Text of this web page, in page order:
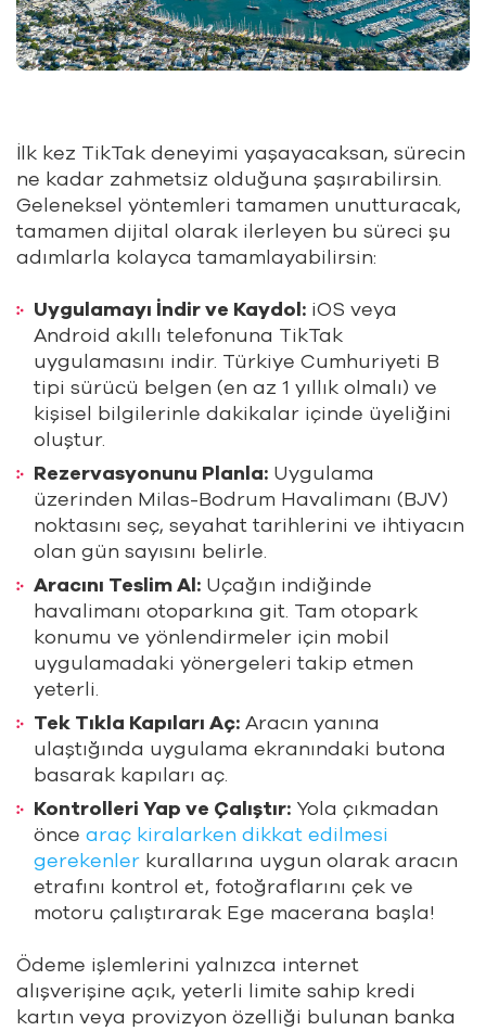
İlk kez TikTak deneyimi yaşayacaksan, sürecin
ne kadar zahmetsiz olduğuna şaşırabilirsin.
Geleneksel yöntemleri tamamen unutturacak,
tamamen dijital olarak ilerleyen bu süreci şu
adımlarla kolayca tamamlayabilirsin:
Uygulamayı İndir ve Kaydol: iOS veya
Android akıllı telefonuna TikTak
uygulamasını indir. Türkiye Cumhuriyeti B
tipi sürücü belgen (en az 1 yıllık olmalı) ve
kişisel bilgilerinle dakikalar içinde üyeliğini
oluştur.
Rezervasyonunu Planla: Uygulama
üzerinden Milas-Bodrum Havalimanı (BJV)
noktasını seç, seyahat tarihlerini ve ihtiyacın
olan gün sayısını belirle.
Aracını Teslim Al: Uçağın indiğinde
havalimanı otoparkına git. Tam otopark
konumu ve yönlendirmeler için mobil
uygulamadaki yönergeleri takip etmen
yeterli.
Tek Tıkla Kapıları Aç: Aracın yanına
ulaştığında uygulama ekranındaki butona
basarak kapıları aç.
Kontrolleri Yap ve Çalıştır: Yola çıkmadan
önce araç kiralarken dikkat edilmesi
gerekenler kurallarına uygun olarak aracın
etrafını kontrol et, fotoğraflarını çek ve
motoru çalıştırarak Ege macerana başla!
Ödeme işlemlerini yalnızca internet
alışverişine açık, yeterli limite sahip kredi
kartın veya provizyon özelliği bulunan banka